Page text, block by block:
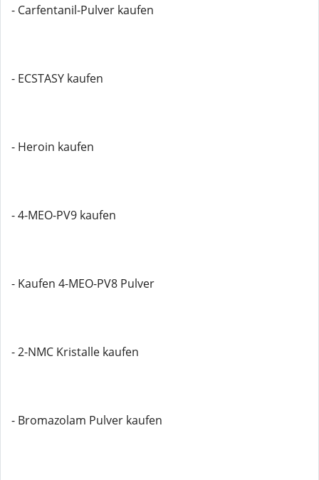
- Carfentanil-Pulver kaufen
- ECSTASY kaufen
- Heroin kaufen
- 4-MEO-PV9 kaufen
- Kaufen 4-MEO-PV8 Pulver
- 2-NMC Kristalle kaufen
- Bromazolam Pulver kaufen